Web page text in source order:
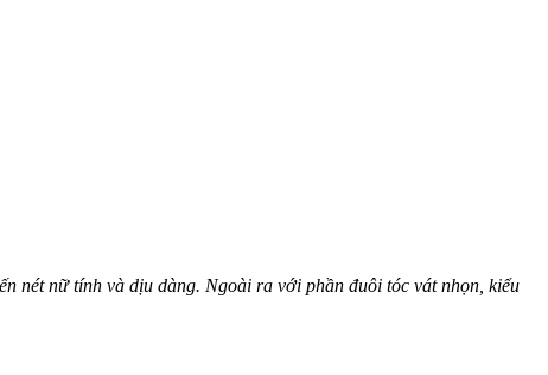
nét nữ tính và dịu dàng. Ngoài ra với phần đuôi tóc vát nhọn, kiểu